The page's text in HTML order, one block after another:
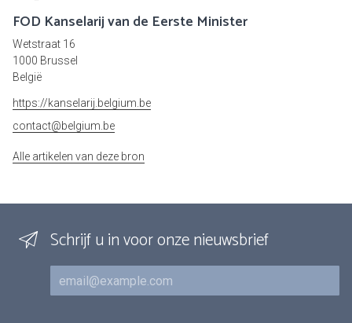
FOD Kanselarij van de Eerste Minister
Wetstraat 16
1000 Brussel
België
https://kanselarij.belgium.be
contact@belgium.be
Alle artikelen van deze bron
Schrijf u in voor onze nieuwsbrief
E-mail